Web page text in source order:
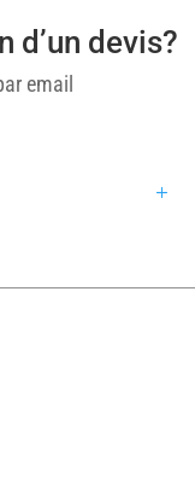
d’un devis?
email